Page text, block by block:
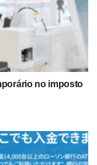
no imposto